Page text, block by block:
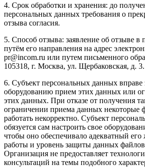
4. Срок обработки и хранения: до
персональных данных требования о
отзыва согласия.
5. Способ отзыва: заявление об отзыве
путём его направления на адрес
pr@incom.ru или путем письменного
105318, г. Москва, ул. Щербаковская, д. 3.
6. Субъект персональных данных вправе
оборудованию прием этих данных или
этих данных. При отказе от получения
ограничении приема данных некоторые
работать некорректно. Субъект
обязуется сам настроить свое
чтобы оно обеспечивало адекватный
работы и уровень защиты данных
Организация не предоставляет
консультаций на темы подобного